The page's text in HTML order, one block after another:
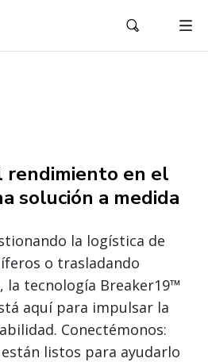
rendimiento en el
solución a medida
la logística de
o trasladando
la tecnología Breaker19™
aquí para impulsar la
Conectémonos:
listos para ayudarlo